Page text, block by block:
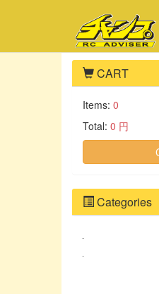
CART
Items: 0
Total: 0 円
Categories